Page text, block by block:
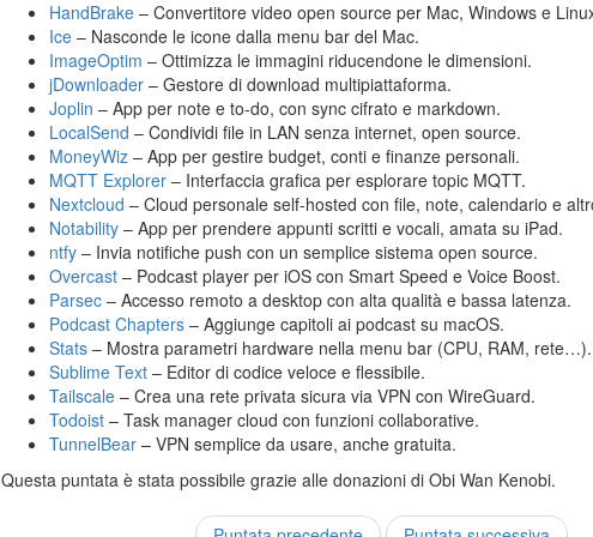
HandBrake – Convertitore video open source per Mac, Windows e
Ice – Nasconde le icone dalla menu bar del Mac.
ImageOptim – Ottimizza le immagini riducendone le dimensioni.
jDownloader – Gestore di download multipiattaforma.
Joplin – App per note e to-do, con sync cifrato e markdown.
LocalSend – Condividi file in LAN senza internet, open source.
MoneyWiz – App per gestire budget, conti e finanze personali.
MQTT Explorer – Interfaccia grafica per esplorare topic MQTT.
Nextcloud – Cloud personale self-hosted con file, note, calendario e
Notability – App per prendere appunti scritti e vocali, amata su iPad.
ntfy – Invia notifiche push con un semplice sistema open source.
Overcast – Podcast player per iOS con Smart Speed e Voice Boost.
Parsec – Accesso remoto a desktop con alta qualità e bassa latenza.
Podcast Chapters – Aggiunge capitoli ai podcast su macOS.
Stats – Mostra parametri hardware nella menu bar (CPU, RAM, rete…).
Sublime Text – Editor di codice veloce e flessibile.
Tailscale – Crea una rete privata sicura via VPN con WireGuard.
Todoist – Task manager cloud con funzioni collaborative.
TunnelBear – VPN semplice da usare, anche gratuita.
Questa puntata è stata possibile grazie alle donazioni di Obi Wan Kenobi.